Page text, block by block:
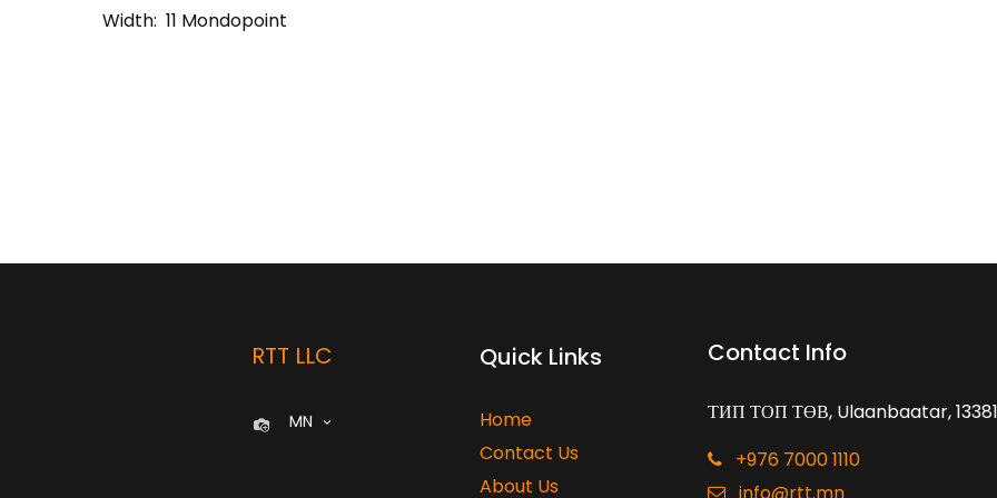
Width: 11 Mondopoint
RTT LLC
MN
Quick Links
Home
Contact Us
About Us
Contact Info
ТИП ТОП ТӨВ, Ulaanbaatar, 13381
+976 7000 1110